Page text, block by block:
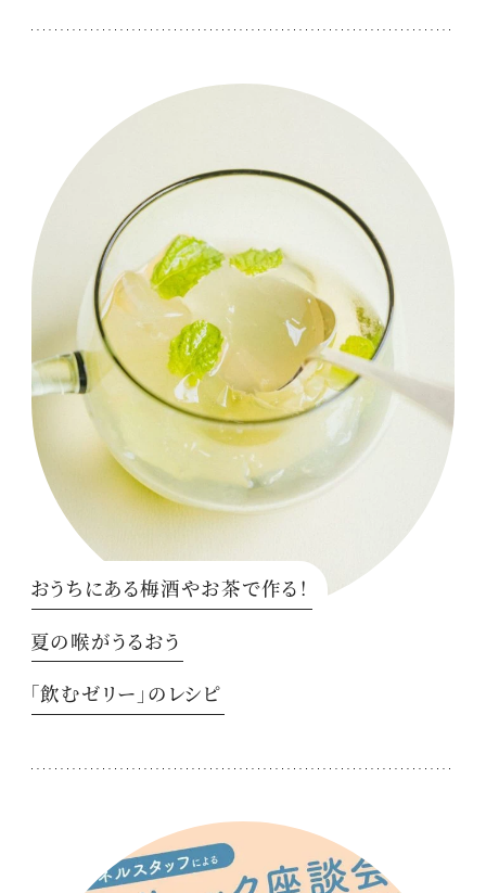
おうちにある梅酒やお茶で作る！
夏の喉がうるおう
「飲むゼリー」のレシピ